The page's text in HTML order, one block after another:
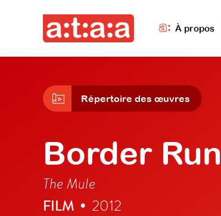
À propos
Répertoire des œuvres
Border Run
The Mule
FILM • 2012